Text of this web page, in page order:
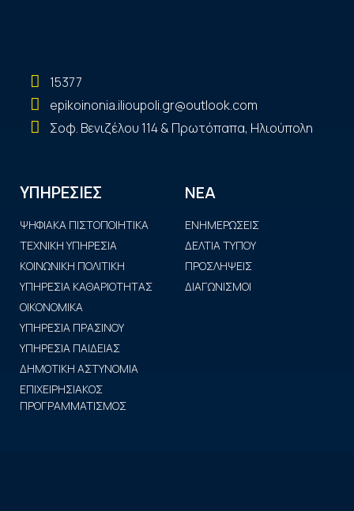
15377
epikoinonia.ilioupoli.gr@outlook.com
Σοφ. Βενιζέλου 114 & Πρωτόπαπα, Ηλιούπολη
ΥΠΗΡΕΣΙΕΣ
ΨΗΦΙΑΚΑ ΠΙΣΤΟΠΟΙΗΤΙΚΑ
ΤΕΧΝΙΚΗ ΥΠΗΡΕΣΙΑ
ΚΟΙΝΩΝΙΚΗ ΠΟΛΙΤΙΚΗ
ΥΠΗΡΕΣΙΑ ΚΑΘΑΡΙΟΤΗΤΑΣ
ΟΙΚΟΝΟΜΙΚΑ
ΥΠΗΡΕΣΙΑ ΠΡΑΣΙΝΟΥ
ΥΠΗΡΕΣΙΑ ΠΑΙΔΕΙΑΣ
ΔΗΜΟΤΙΚΗ ΑΣΤΥΝΟΜΙΑ
ΕΠΙΧΕΙΡΗΣΙΑΚΟΣ
ΠΡΟΓΡΑΜΜΑΤΙΣΜΟΣ
ΝΕΑ
ΕΝΗΜΕΡΩΣΕΙΣ
ΔΕΛΤΙΑ ΤΥΠΟΥ
ΠΡΟΣΛΗΨΕΙΣ
ΔΙΑΓΩΝΙΣΜΟΙ